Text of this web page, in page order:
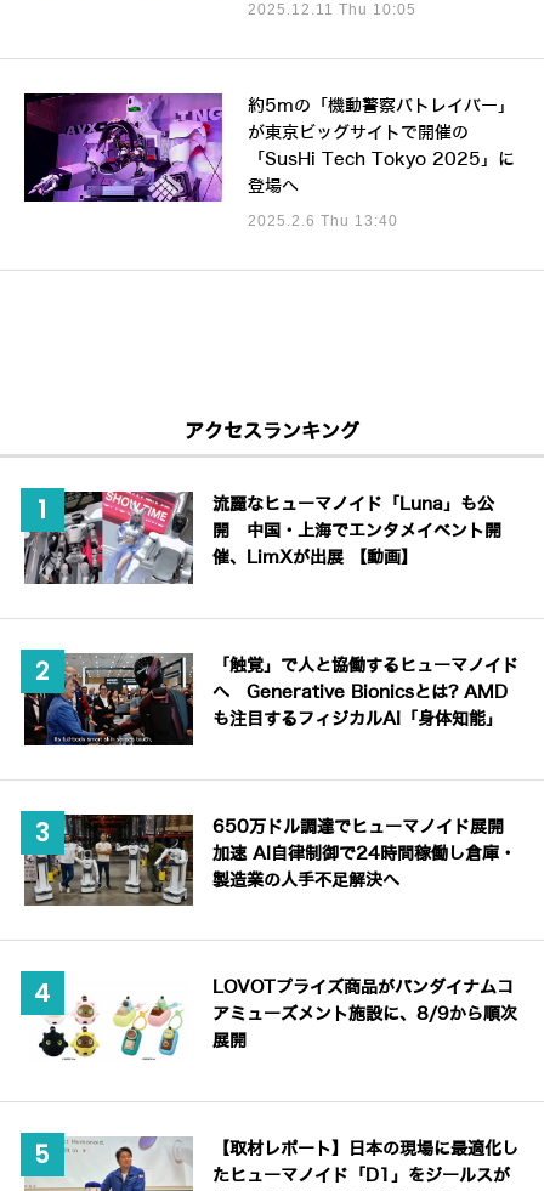
2025.12.11 Thu 10:05
約5mの「機動警察パトレイバー」
が東京ビッグサイトで開催の
「SusHi Tech Tokyo 2025」に
登場へ
2025.2.6 Thu 13:40
アクセスランキング
流麗なヒューマノイド「Luna」も公
開 中国・上海でエンタメイベント開
催、LimXが出展 【動画】
「触覚」で人と協働するヒューマノイド
へ Generative Bionicsとは? AMD
も注目するフィジカルAI「身体知能」
650万ドル調達でヒューマノイド展開
加速 AI自律制御で24時間稼働し倉庫・
製造業の人手不足解決へ
LOVOTプライズ商品がバンダイナムコ
アミューズメント施設に、8/9から順次
展開
【取材レポート】日本の現場に最適化し
たヒューマノイド「D1」をジールスが